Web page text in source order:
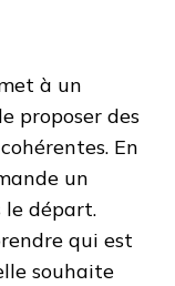
à un
proposer des
En
un
le départ.
qui est
souhaite